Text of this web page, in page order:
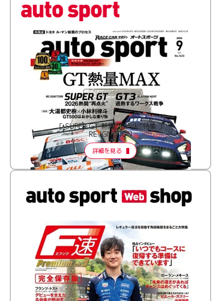
［ SUPER GT 熱闘“再点火”特集 ］
RE:IGNITION
詳細を見る